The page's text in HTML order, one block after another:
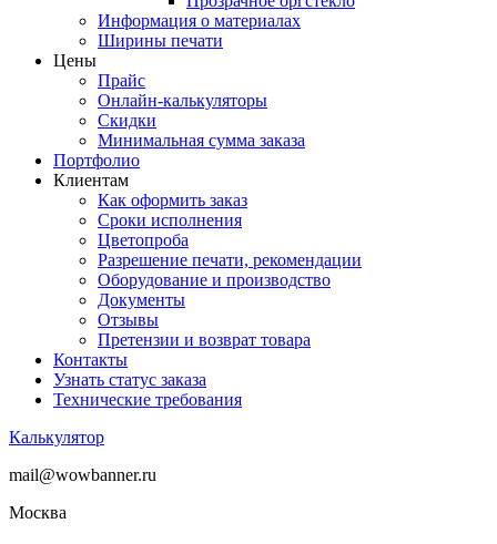
Информация о материалах
Ширины печати
Цены
Прайс
Онлайн-калькуляторы
Скидки
Минимальная сумма заказа
Портфолио
Клиентам
Как оформить заказ
Сроки исполнения
Цветопроба
Разрешение печати, рекомендации
Оборудование и производство
Документы
Отзывы
Претензии и возврат товара
Контакты
Узнать статус заказа
Технические требования
Калькулятор
mail@wowbanner.ru
Москва